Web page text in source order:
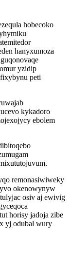
hobecoko
hanyxumoza
yzidip
peti
kykadoro
ebolem
remonasiwiweky
okenowynyw
osiv aj ewivig
horisy jadoja zibe
yj odubal wury